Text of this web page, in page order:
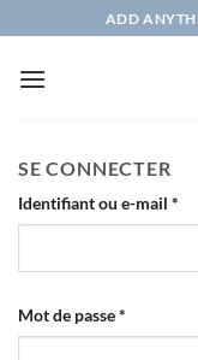
au
contenu
ADD
SE CONNECTER
Identifiant ou e-mail *
Mot de passe*